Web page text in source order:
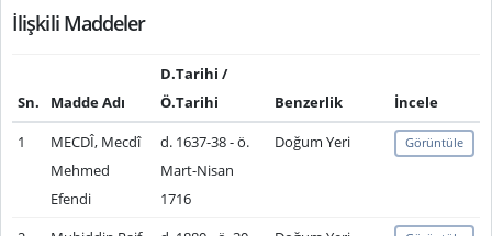
İlişkili Maddeler
Sn. Madde Adı
D.Tarihi /
Ö.Tarihi
Benzerlik
İncele
1
MECDÎ, Mecdî
Mehmed
Efendi
d. 1637-38 - ö.
Mart-Nisan
1716
Doğum Yeri Görüntüle